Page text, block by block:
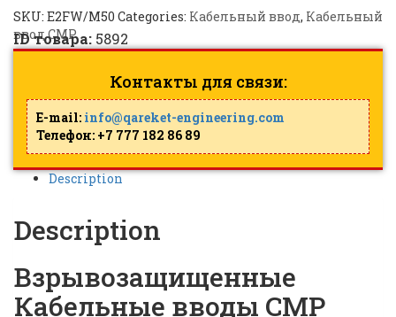
SKU: E2FW/M50 Categories: Кабельный ввод, Кабельный
ввод CMP
ID товара: 5892
Контакты для связи:
E-mail: info@qareket-engineering.com
Телефон: +7 777 182 86 89
Description
Description
Взрывозащищенные
Кабельные вводы CMP